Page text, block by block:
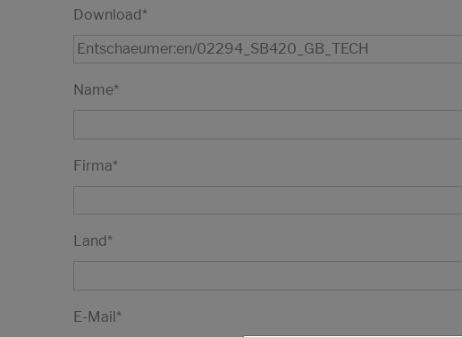
Download*
Name*
Firma*
Land*
E-Mail*